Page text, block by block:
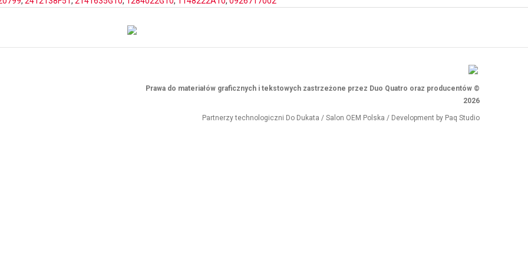
Prawa do materiałów graficznych i tekstowych zastrzeżone przez Duo Quatro oraz producentów ©
2026
Partnerzy technologiczni Do Dukata / Salon OEM Polska / Development by Paq Studio